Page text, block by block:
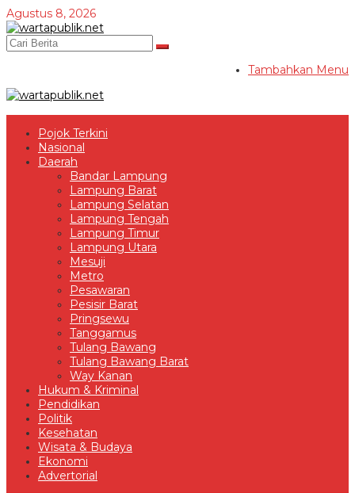
Lewati
ke
konten
Agustus 8, 2026
Tambahkan Menu
Pojok Terkini
Nasional
Daerah
Bandar Lampung
Lampung Barat
Lampung Selatan
Lampung Tengah
Lampung Timur
Lampung Utara
Mesuji
Metro
Pesawaran
Pesisir Barat
Pringsewu
Tanggamus
Tulang Bawang
Tulang Bawang Barat
Way Kanan
Hukum & Kriminal
Pendidikan
Politik
Kesehatan
Wisata & Budaya
Ekonomi
Advertorial